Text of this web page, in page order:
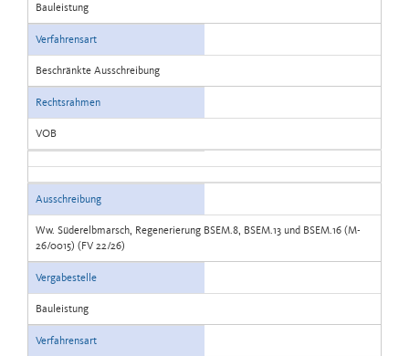
Bauleistung
Verfahrensart
Beschränkte Ausschreibung
Rechtsrahmen
VOB
Ausschreibung
Ww. Süderelbmarsch, Regenerierung BSEM.8, BSEM.13 und BSEM.16 (M-
26/0015) (FV 22/26)
Vergabestelle
Bauleistung
Verfahrensart